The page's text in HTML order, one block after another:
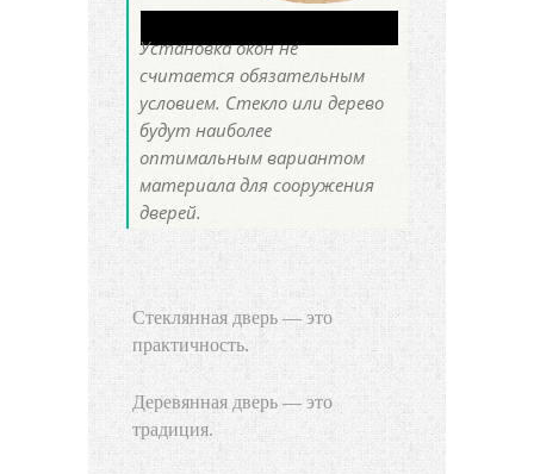
Установка окон не
считается обязательным
условием. Стекло или дерево
будут наиболее
оптимальным вариантом
материала для сооружения
дверей.
Стеклянная дверь — это
практичность.
Деревянная дверь — это
традиция.